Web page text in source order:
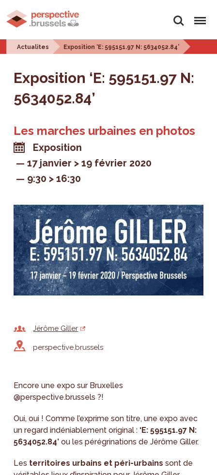
Rechercher
Menu
Actualites Exposition ‘E: 595151.97 N: 5634052.84’
Exposition ‘E: 595151.97 N:
5634052.84’
Les marches urbaines en photos
Exposition
17 janvier > 19 février 2020
9:30 > 16:30
Jérôme Giller
perspective.brussels
Encore une expo sur Bruxelles
@perspective.brussels ?!
Oui, oui ! Comme l’exprime son titre, une expo avec
un regard indéniablement original : ‘E: 595151.97 N:
5634052.84’ ou les pérégrinations de Jérôme Giller.
Les territoires urbains et péri-urbains sont de